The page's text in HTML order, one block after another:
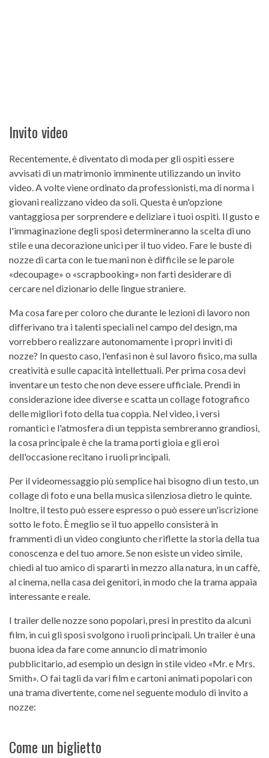
Invito video
Recentemente, è diventato di moda per gli ospiti essere
avvisati di un matrimonio imminente utilizzando un invito
video. A volte viene ordinato da professionisti, ma di norma i
giovani realizzano video da soli. Questa è un'opzione
vantaggiosa per sorprendere e deliziare i tuoi ospiti. Il gusto e
l'immaginazione degli sposi determineranno la scelta di uno
stile e una decorazione unici per il tuo video. Fare le buste di
nozze di carta con le tue mani non è difficile se le parole
«decoupage» o «scrapbooking» non farti desiderare di
cercare nel dizionario delle lingue straniere.
Ma cosa fare per coloro che durante le lezioni di lavoro non
differivano tra i talenti speciali nel campo del design, ma
vorrebbero realizzare autonomamente i propri inviti di
nozze? In questo caso, l'enfasi non è sul lavoro fisico, ma sulla
creatività e sulle capacità intellettuali. Per prima cosa devi
inventare un testo che non deve essere ufficiale. Prendi in
considerazione idee diverse e scatta un collage fotografico
delle migliori foto della tua coppia. Nel video, i versi
romantici e l'atmosfera di un teppista sembreranno grandiosi,
la cosa principale è che la trama porti gioia e gli eroi
dell'occasione recitano i ruoli principali.
Per il videomessaggio più semplice hai bisogno di un testo, un
collage di foto e una bella musica silenziosa dietro le quinte.
Inoltre, il testo può essere espresso o può essere un'iscrizione
sotto le foto. È meglio se il tuo appello consisterà in
frammenti di un video congiunto che riflette la storia della tua
conoscenza e del tuo amore. Se non esiste un video simile,
chiedi al tuo amico di spararti in mezzo alla natura, in un caffè,
al cinema, nella casa dei genitori, in modo che la trama appaia
interessante e reale.
I trailer delle nozze sono popolari, presi in prestito da alcuni
film, in cui gli sposi svolgono i ruoli principali. Un trailer è una
buona idea da fare come annuncio di matrimonio
pubblicitario, ad esempio un design in stile video «Mr. e Mrs.
Smith». O fai tagli da vari film e cartoni animati popolari con
una trama divertente, come nel seguente modulo di invito a
nozze:
Come un biglietto